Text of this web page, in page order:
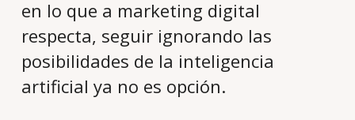
en lo que a marketing digital
respecta, seguir ignorando las
posibilidades de la inteligencia
artificial ya no es opción.